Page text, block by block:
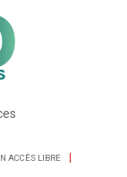
ACCÈS LIBRE